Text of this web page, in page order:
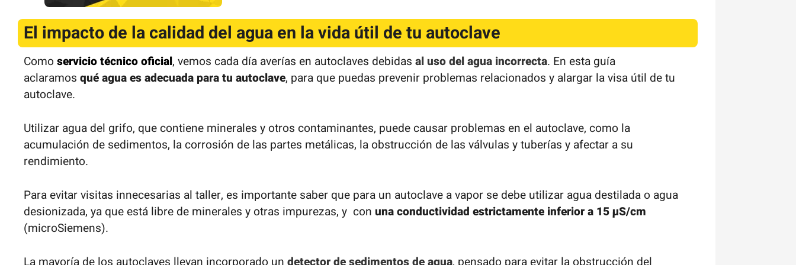
El impacto de la calidad del agua en la vida útil de tu autoclave
Como servicio técnico oficial, vemos cada día averías en autoclaves debidas al uso del agua incorrecta. En esta guía
aclaramos qué agua es adecuada para tu autoclave, para que puedas prevenir problemas relacionados y alargar la visa útil de tu
autoclave.
Utilizar agua del grifo, que contiene minerales y otros contaminantes, puede causar problemas en el autoclave, como la
acumulación de sedimentos, la corrosión de las partes metálicas, la obstrucción de las válvulas y tuberías y afectar a su
rendimiento.
Para evitar visitas innecesarias al taller, es importante saber que para un autoclave a vapor se debe utilizar agua destilada o agua
desionizada, ya que está libre de minerales y otras impurezas, y con una conductividad estrictamente inferior a 15 µS/cm
(microSiemens).